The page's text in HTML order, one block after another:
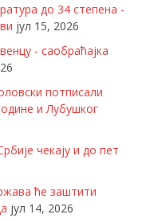
до 34 степена -
јул 15, 2026
- саобраћајка
потписали
и Лубушког
чекају и до пет
ће заштити
јул 14, 2026